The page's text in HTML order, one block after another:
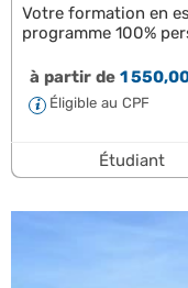
Votre formation en
programme 100%
à partir de1
Éligible au CPF
Étudiant